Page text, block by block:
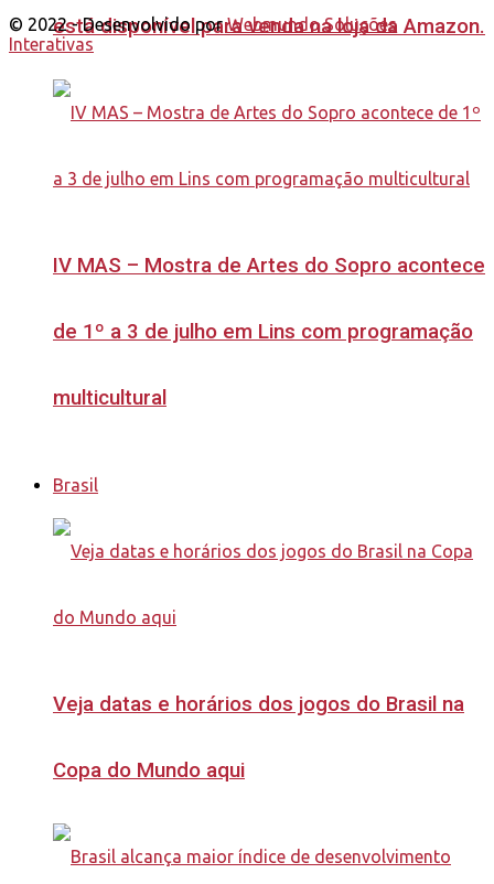
está disponível para venda na loja da Amazon.
IV MAS – Mostra de Artes do Sopro acontece
de 1º a 3 de julho em Lins com programação
multicultural
Brasil
Veja datas e horários dos jogos do Brasil na
Copa do Mundo aqui
© 2022 - Desenvolvido porWebmundo Soluções
Interativas